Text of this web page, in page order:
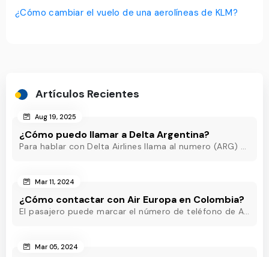
¿Cómo cambiar el vuelo de una aerolíneas de KLM?
Artículos Recientes
Aug 19, 2025
¿Cómo puedo llamar a Delta Argentina?
Para hablar con Delta Airlines llama al numero (ARG) o al +54-11-5218-8717(Argentina) o al +54-11-5219-3285 (ARG) o al (ARG) o al +54-11-5218-8717(Argentina)
Mar 11, 2024
¿Cómo contactar con Air Europa en Colombia?
El pasajero puede marcar el número de teléfono de Air Europa Colombia y hablar con un agente en directo que estará disponible las 24 horas para ayudarle.
Mar 05, 2024